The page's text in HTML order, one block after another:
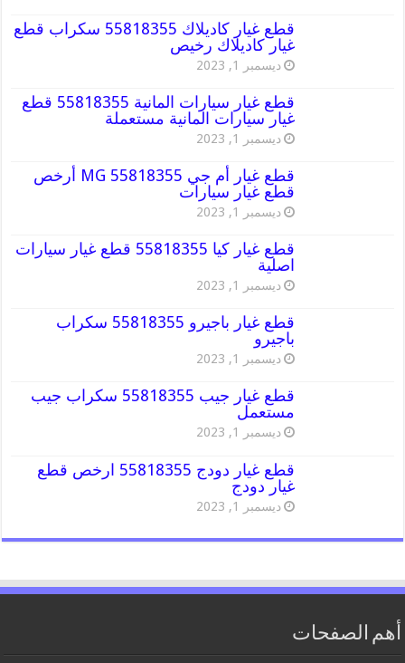
قطع غيار كاديلاك 55818355 سكراب قطع
غيار كاديلاك رخيص
ديسمبر 1, 2023
قطع غيار سيارات المانية 55818355 قطع
غيار سيارات المانية مستعملة
ديسمبر 1, 2023
قطع غيار أم جي MG 55818355 أرخص
قطع غيار سيارات
ديسمبر 1, 2023
قطع غيار كيا 55818355 قطع غيار سيارات
اصلية
ديسمبر 1, 2023
قطع غيار باجيرو 55818355 سكراب
باجيرو
ديسمبر 1, 2023
قطع غيار جيب 55818355 سكراب جيب
مستعمل
ديسمبر 1, 2023
قطع غيار دودج 55818355 ارخص قطع
غيار دودج
ديسمبر 1, 2023
أهم الصفحات